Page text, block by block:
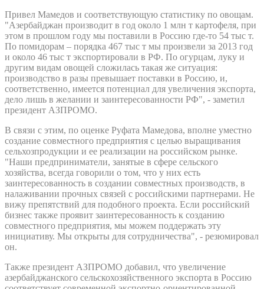
Привел Мамедов и соответствующую статистику по овощам.
"Азербайджан производит в год около 1 млн т картофеля, при
этом в прошлом году мы поставили в Россию где-то 54 тыс т.
По помидорам – порядка 467 тыс т мы произвели за 2013 год
и около 46 тыс т экспортировали в РФ. По огурцам, луку и
другим видам овощей сложилась такая же ситуация:
производство в разы превышает поставки в Россию, и,
соответственно, имеется потенциал для увеличения экспорта,
дело лишь в желании и заинтересованности РФ", - заметил
президент АЗПРОМО.
В связи с этим, по оценке Руфата Мамедова, вполне уместно
создание совместного предприятия с целью выращивания
сельхозпродукции и ее реализации на российском рынке.
"Наши предприниматели, занятые в сфере сельского
хозяйства, всегда говорили о том, что у них есть
заинтересованность в создании совместных производств, в
налаживании прочных связей с российскими партнерами. Не
вижу препятствий для подобного проекта. Если российский
бизнес также проявит заинтересованность к созданию
совместного предприятия, мы можем поддержать эту
инициативу. Мы открыты для сотрудничества", - резюмировал
он.
Также президент АЗПРОМО добавил, что увеличение
азербайджанского сельскохозяйственного экспорта в Россию